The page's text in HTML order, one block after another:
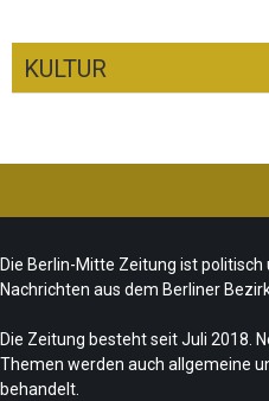
KULTUR
Fête de la
Sommer in
Die Berlin-Mitte Zeitung ist
Nachrichten aus dem Berliner
Die Zeitung besteht seit Juli 2018.
Themen werden auch allgemeine
behandelt.